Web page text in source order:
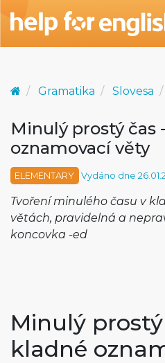
Gramatika Slovesa
Minulý prostý čas
oznamovací věty
ELEMENTARY Vydáno dne
Tvoření minulého času v
větách, pravidelná a
koncovka -ed
Minulý prostý
kladné